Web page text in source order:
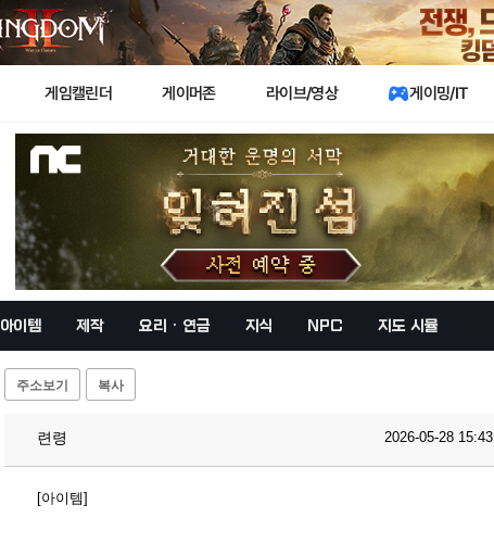
게임캘린더 게이머존 라이브/영상 게이밍/IT
아이템 제작 요리 · 연금 지식 NPC 지도 시뮬
주소보기 복사
련령 2026-05-28 15:43
[아이템]